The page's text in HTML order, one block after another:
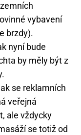
vybavení
brzdy).
nyní bude
by měly být z
se reklamních
veřejná
ale vždycky
se totiž od